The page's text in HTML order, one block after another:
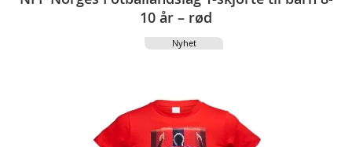
10 år – rød
Nyhet